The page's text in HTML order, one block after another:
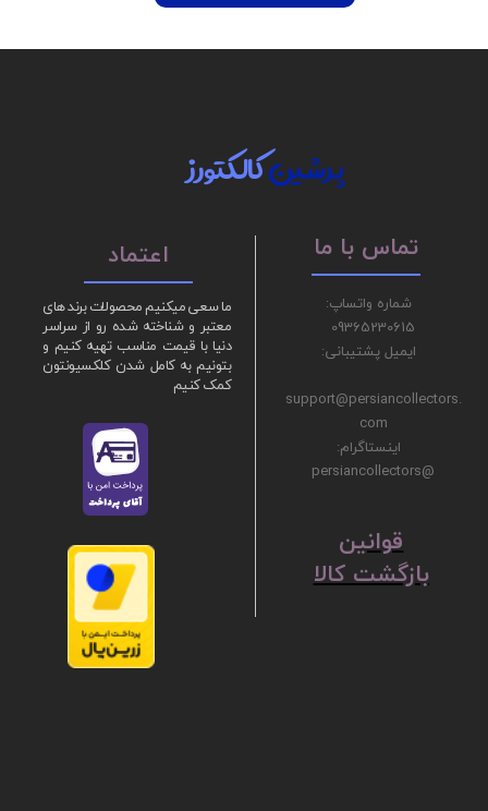
ما سعی میکنیم محصولات برند های
معتبر و شناخته شده رو از سراسر
دنیا با قیمت مناسب تهیه کنیم و
بتونیم به کامل شدن کلکسیونتون
کمک کنیم
پرشینکالکتورز
شماره واتساپ:
09365230615
ایمیل پشتیبانی:
support@persiancollectors.
com
اینستاگرام:
@persiancollectors
تماس با ما اعتماد
ق​​​​​​​وانین
بازگشت کالا